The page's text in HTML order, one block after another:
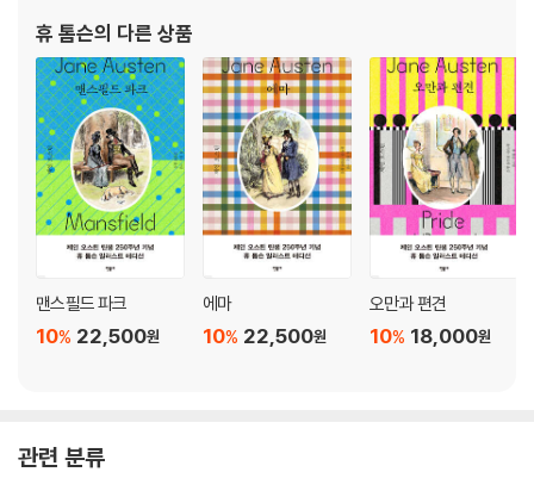
ustrated M
휴 톰슨의 다른 상품
맨스필드 파크
22,500원
10%
에마
22,500원
10%
오만과 편견
18,000원
10%
관련 분류